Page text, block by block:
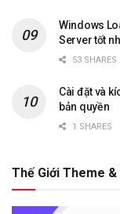
Windows
Server tốt
53 SHARES
Cài đặt và
bản quyền
1 SHARES
Thế Giới Theme